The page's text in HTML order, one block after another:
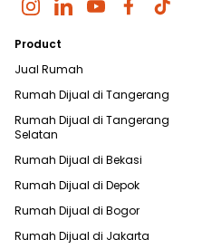
Product
Jual Rumah
Rumah Dijual di Tangerang
Rumah Dijual di Tangerang
Selatan
Rumah Dijual di Bekasi
Rumah Dijual di Depok
Rumah Dijual di Bogor
Rumah Dijual di Jakarta